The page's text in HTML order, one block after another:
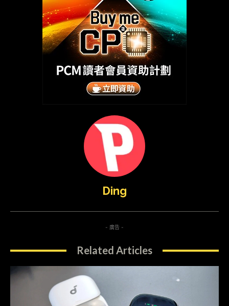
Ding
- 廣告 -
Related Articles